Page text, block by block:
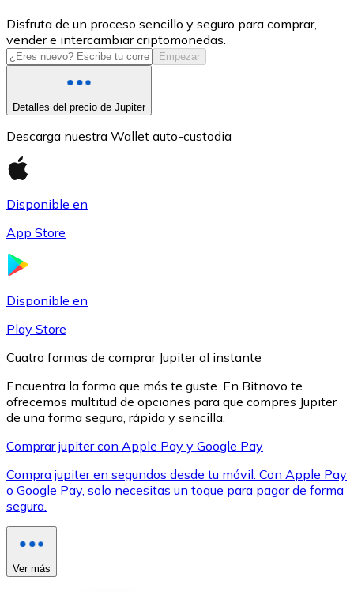
USD Coin
USDC
XRP
XRP
Ver todo
Disfruta de un proceso sencillo y seguro para comprar,
vender e intercambiar criptomonedas.
Empezar
Detalles del precio de Jupiter
Descarga nuestra Wallet auto-custodia
Disponible en
App Store
Disponible en
Play Store
Cuatro formas de comprar Jupiter al instante
Encuentra la forma que más te guste. En Bitnovo te
ofrecemos multitud de opciones para que compres Jupiter
de una forma segura, rápida y sencilla.
Comprar jupiter con Apple Pay y Google Pay
Compra jupiter en segundos desde tu móvil. Con Apple Pay
o Google Pay, solo necesitas un toque para pagar de forma
segura.
Ver más